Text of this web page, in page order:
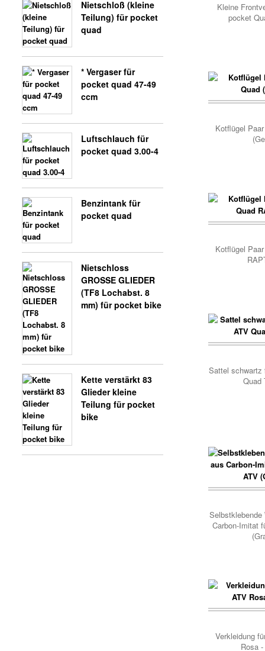
Nietschloß (kleine
Teilung) für pocket
quad
* Vergaser für
pocket quad 47-49
ccm
Luftschlauch für
pocket quad 3.00-4
Benzintank für
pocket quad
Nietschloss
GROSSE GLIEDER
(TF8 Lochabst. 8
mm) für pocket bike
Kette verstärkt 83
Glieder kleine
Teilung für pocket
bike
Kleine
pocket
Kotflügel
Kotflügel
Sattel schwartz
Quad
Selbstklebende
Carbon-Imitat
Verkleidung
Rosa